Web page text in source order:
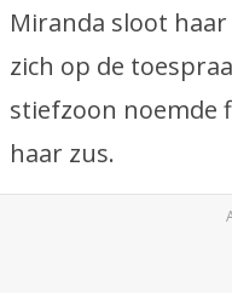
Miranda sloot
zich op de
stiefzoon noemde
haar zus.